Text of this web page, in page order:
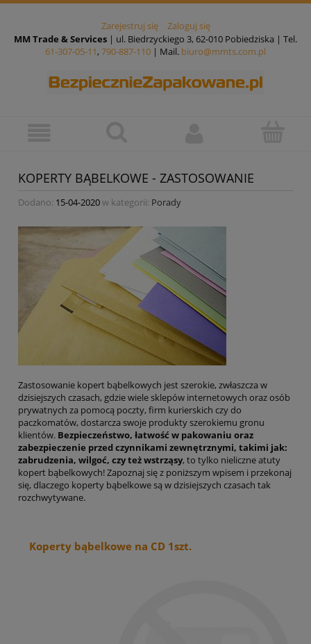
Zarejestruj się
Zaloguj się
MM Trade & Services | ul. Biedrzyckiego 3, 62-010 Pobiedziska | Tel.
61-307-05-11, 790-887-110 | Mail. biuro@mmts.com.pl
KOPERTY BĄBELKOWE - ZASTOSOWANIE
Dodano: 15-04-2020w kategorii: Porady
Zastosowanie kopert bąbelkowych jest szerokie, zwłaszcza w
dzisiejszych czasach, gdzie wiele sklepów internetowych oraz osób
prywatnych za pomocą poczty, firm kurierskich czy do
paczkomatów, dostarcza swoje produkty szerokiemu gronu
klientów. Bezpieczeństwo, łatwość w pakowaniu oraz
zabezpieczenie przed czynnikami zewnętrznymi, takimi jak:
zabrudzenia, wilgoć, czy też wstrząsy, to tylko nieliczne atuty
kopert bąbelkowych! Zapoznaj się z poniższym wpisem i przekonaj
się, dlaczego koperty bąbelkowe są w dzisiejszych czasach tak
rozchwytywane.
Koperty bąbelkowe na CD 1szt.